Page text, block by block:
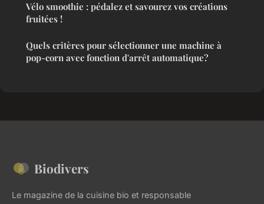
Vélo smoothie : pédalez et savourez vos créations
fruitées !
Quels critères pour sélectionner une machine à
pop-corn avec fonction d'arrêt automatique?
Biodivers
Le magazine de la cuisine bio et responsable